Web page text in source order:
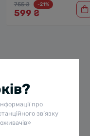
755 ₴ -21%
599 ₴
про
зв’язку